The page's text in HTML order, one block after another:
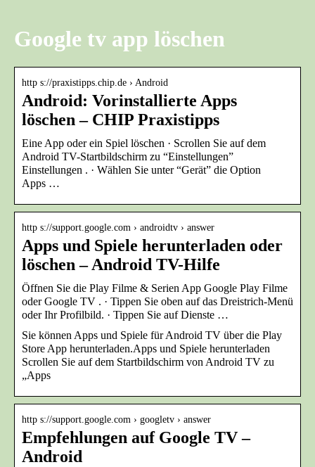
Google tv app löschen
http s://praxistipps.chip.de › Android
Android: Vorinstallierte Apps
löschen – CHIP Praxistipps
Eine App oder ein Spiel löschen · Scrollen Sie auf dem
Android TV-Startbildschirm zu “Einstellungen”
Einstellungen . · Wählen Sie unter “Gerät” die Option
Apps …
http s://support.google.com › androidtv › answer
Apps und Spiele herunterladen oder
löschen – Android TV-Hilfe
Öffnen Sie die Play Filme & Serien App Google Play Filme
oder Google TV . · Tippen Sie oben auf das Dreistrich-Menü
oder Ihr Profilbild. · Tippen Sie auf Dienste …
Sie können Apps und Spiele für Android TV über die Play
Store App herunterladen.Apps und Spiele herunterladen
Scrollen Sie auf dem Startbildschirm von Android TV zu
„Apps
http s://support.google.com › googletv › answer
Empfehlungen auf Google TV –
Android